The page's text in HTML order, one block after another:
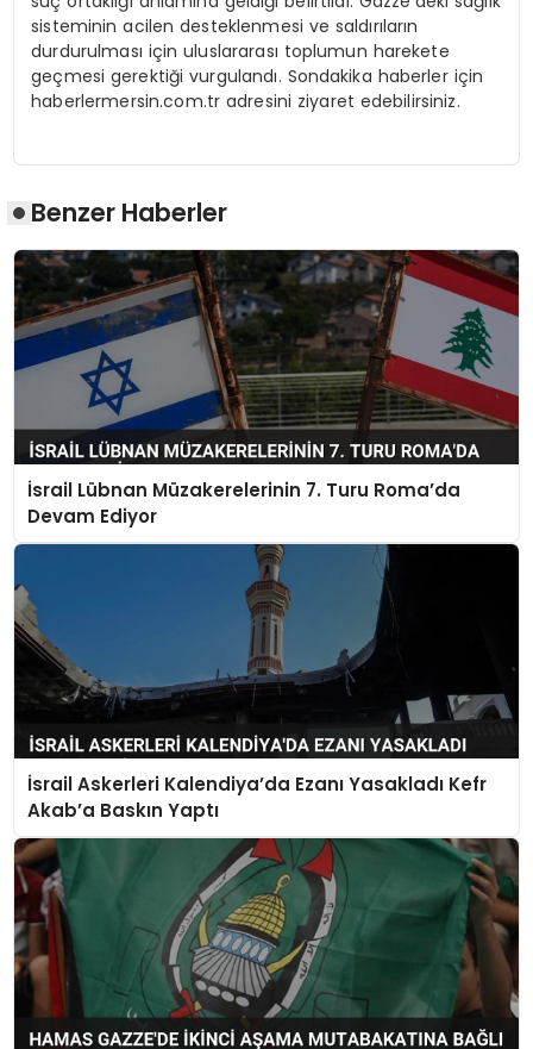
sisteminin acilen desteklenmesi ve saldırıların
durdurulması için uluslararası toplumun harekete
geçmesi gerektiği vurgulandı. Sondakika haberler için
haberlermersin.com.tr adresini ziyaret edebilirsiniz.
Benzer Haberler
İsrail Lübnan Müzakerelerinin 7. Turu Roma’da
Devam Ediyor
İsrail Askerleri Kalendiya’da Ezanı Yasakladı Kefr
Akab’a Baskın Yaptı